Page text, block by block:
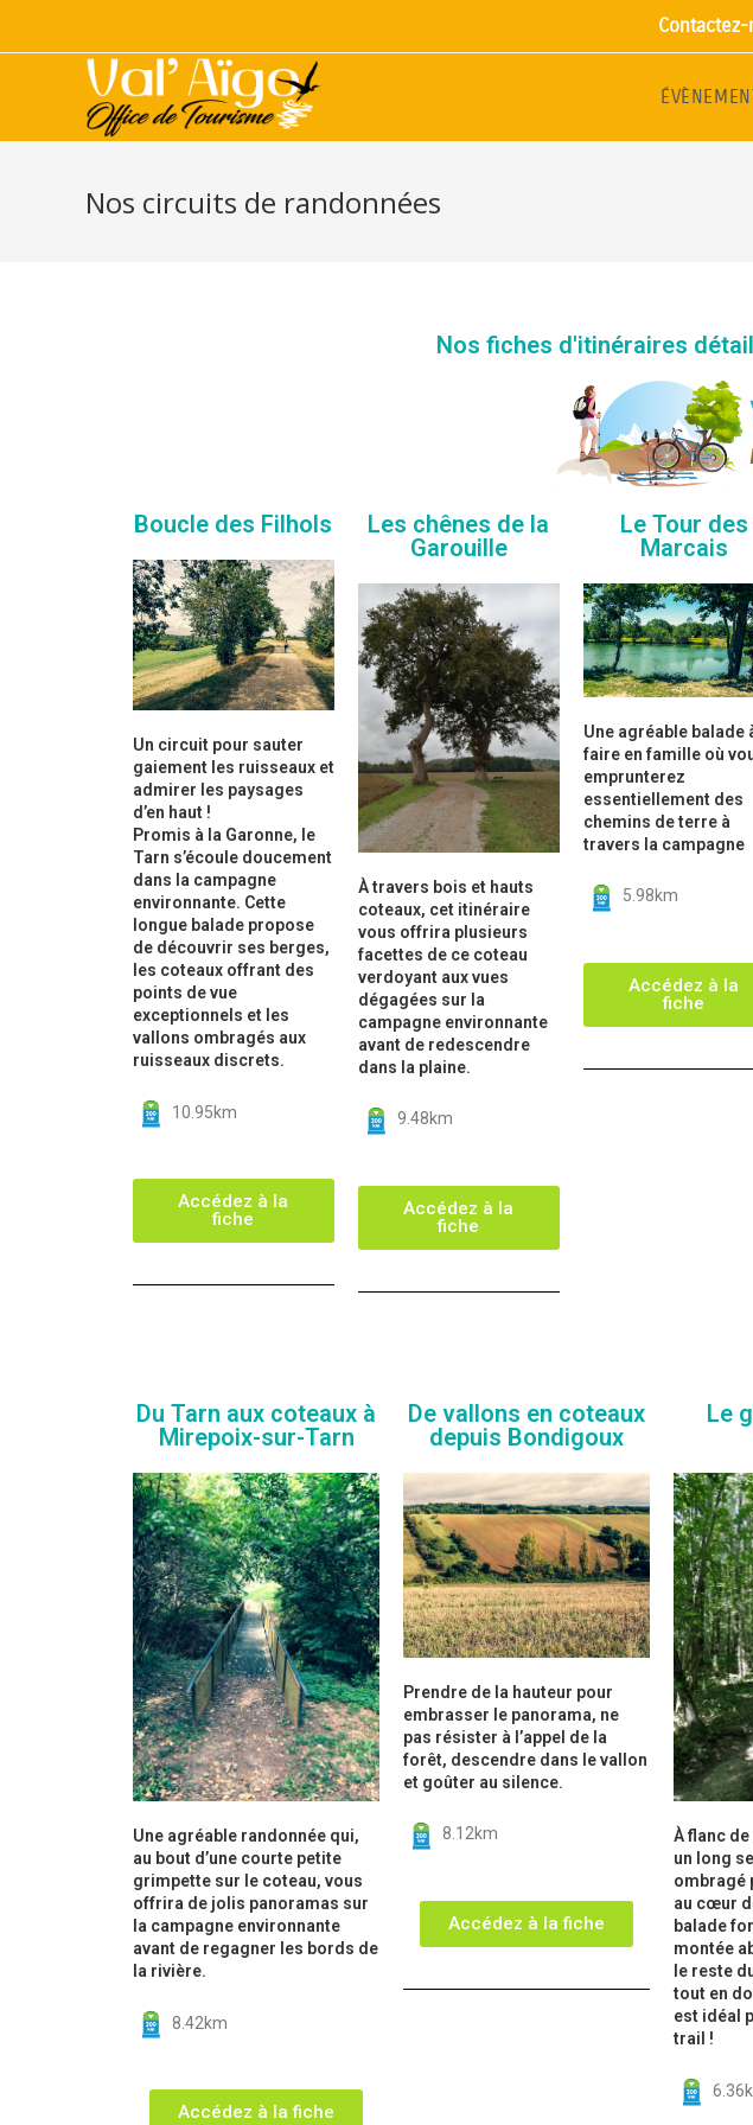
Nos circuits de randonnées
Nos fiches d'itinéraires
Boucle des Filhols
Un circuit pour sauter
gaiement les ruisseaux et
admirer les paysages
d’en haut !
Promis à la Garonne, le
Tarn s’écoule doucement
dans la campagne
environnante. Cette
longue balade propose
de découvrir ses berges,
les coteaux offrant des
points de vue
exceptionnels et les
vallons ombragés aux
ruisseaux discrets.
10.95km
Accédez à la
fiche
Les chênes de la
Garouille
À travers bois et hauts
coteaux, cet itinéraire
vous offrira plusieurs
facettes de ce coteau
verdoyant aux vues
dégagées sur la
campagne environnante
avant de redescendre
dans la plaine.
9.48km
Accédez à la
fiche
Le Tour des
Marcais
Une agréable balade
faire en famille où
emprunterez
essentiellement des
chemins de terre à
travers la campagne
5.98km
Accédez à la
fiche
Du Tarn aux coteaux à
Mirepoix-sur-Tarn
Une agréable randonnée qui,
au bout d’une courte petite
grimpette sur le coteau, vous
offrira de jolis panoramas sur
la campagne environnante
avant de regagner les bords de
la rivière.
8.42km
Accédez à la fiche
De vallons en coteaux
depuis Bondigoux
Prendre de la hauteur pour
embrasser le panorama, ne
pas résister à l’appel de la
forêt, descendre dans le vallon
et goûter au silence.
8.12km
Accédez à la fiche
Le
À flanc
un long
ombragé
au cœur
balade
montée
le reste
tout en
est idéal
trail !